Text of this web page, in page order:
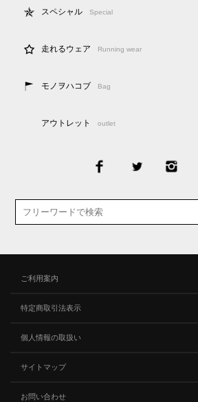
スペシャル Special
走れるウェア Running wear
モノヲハコブ Bag
アウトレット outlet
ご利用案内
特定商取引法表示
個人情報の取扱い
サイトマップ
お問い合わせ